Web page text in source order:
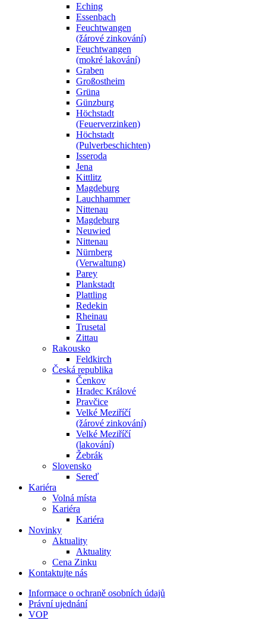
Eching
Essenbach
Feuchtwangen
(žárové zinkování)
Feuchtwangen
(mokré lakování)
Graben
Großostheim
Grüna
Günzburg
Höchstadt
(Feuerverzinken)
Höchstadt
(Pulverbeschichten)
Isseroda
Jena
Kittlitz
Magdeburg
Lauchhammer
Nittenau
Magdeburg
Neuwied
Nittenau
Nürnberg
(Verwaltung)
Parey
Plankstadt
Plattling
Redekin
Rheinau
Trusetal
Zittau
Rakousko
Feldkirch
Česká republika
Čenkov
Hradec Králové
Pravčice
Velké Meziříčí
(žárové zinkování)
Velké Meziříčí
(lakování)
Žebrák
Slovensko
Sereď
Kariéra
Volná místa
Kariéra
Kariéra
Novinky
Aktuality
Aktuality
Cena Zinku
Kontaktujte nás
Informace o ochraně osobních údajů
Právní ujednání
VOP